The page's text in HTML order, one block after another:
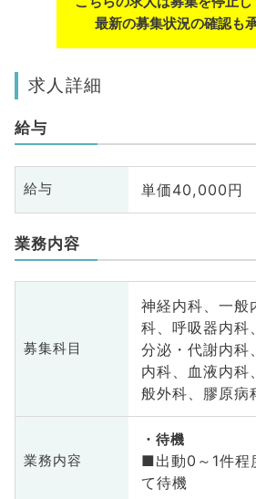
最新の募集状況の確認も
求人詳細
給与
給与 単価40,000円
業務内容
募集科目
神経内科、一般
科、呼吸器内科
分泌・代謝内科
内科、血液内科
般外科、膠原病
業務内容
待機
■出動0～1件程
て待機